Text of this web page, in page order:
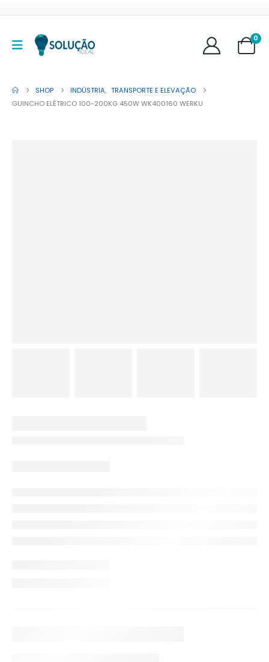
0
SHOP INDÚSTRIA, TRANSPORTE E ELEVAÇÃO
GUINCHO ELÉTRICO 100-200KG 450W WK400160 WERKU